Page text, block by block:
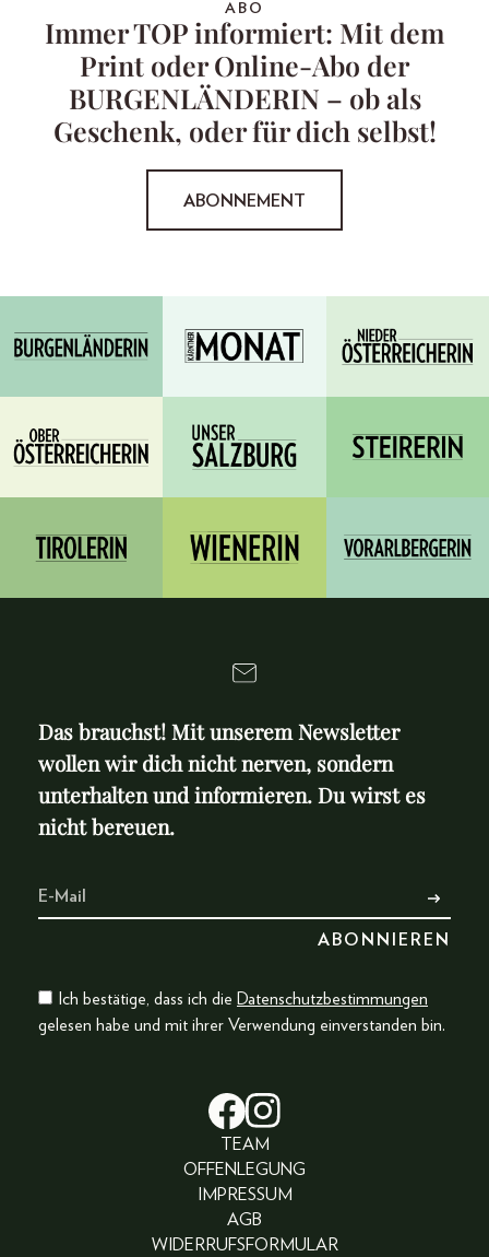
ABO
Immer TOP informiert: Mit dem
Print oder Online-Abo der
BURGENLÄNDERIN – ob als
Geschenk, oder für dich selbst!
ABONNEMENT
Das brauchst! Mit unserem Newsletter
wollen wir dich nicht nerven, sondern
unterhalten und informieren. Du wirst es
nicht bereuen.
Ich bestätige, dass ich die Datenschutzbestimmungen
gelesen habe und mit ihrer Verwendung einverstanden bin.
TEAM
OFFENLEGUNG
IMPRESSUM
AGB
WIDERRUFSFORMULAR